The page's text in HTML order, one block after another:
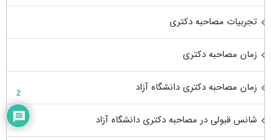
تجربیات مصاحبه دکتری
زمان مصاحبه دکتری
زمان مصاحبه دکتری دانشگاه آزاد
شانس قبولی در مصاحبه دکتری دانشگاه آزاد
2